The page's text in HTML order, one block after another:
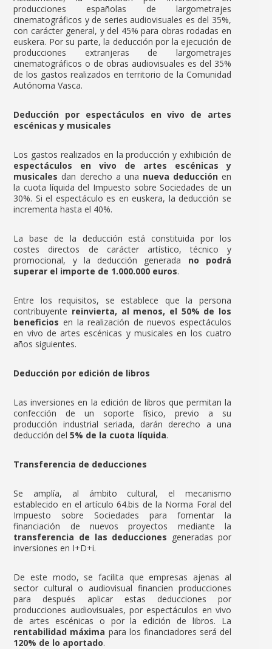
producciones españolas de largometrajes
cinematográficos y de series audiovisuales es del 35%,
con carácter general, y del 45% para obras rodadas en
euskera. Por su parte, la deducción por la ejecución de
producciones extranjeras de largometrajes
cinematográficos o de obras audiovisuales es del 35%
de los gastos realizados en territorio de la Comunidad
Autónoma Vasca.
Deducción por espectáculos en vivo de artes
escénicas y musicales
Los gastos realizados en la producción y exhibición de
espectáculos en vivo de artes escénicas y
musicales dan derecho a una nueva deducción en
la cuota líquida del Impuesto sobre Sociedades de un
30%. Si el espectáculo es en euskera, la deducción se
incrementa hasta el 40%.
La base de la deducción está constituida por los
costes directos de carácter artístico, técnico y
promocional, y la deducción generada no podrá
superar el importe de 1.000.000 euros.
Entre los requisitos, se establece que la persona
contribuyente reinvierta, al menos, el 50% de los
beneficios en la realización de nuevos espectáculos
en vivo de artes escénicas y musicales en los cuatro
años siguientes.
Deducción por edición de libros
Las inversiones en la edición de libros que permitan la
confección de un soporte físico, previo a su
producción industrial seriada, darán derecho a una
deducción del5% de la cuota líquida.
Transferencia de deducciones
Se amplía, al ámbito cultural, el mecanismo
establecido en el artículo 64.bis de la Norma Foral del
Impuesto sobre Sociedades para fomentar la
financiación de nuevos proyectos mediante la
transferencia de las deducciones generadas por
inversiones en I+D+i.
De este modo, se facilita que empresas ajenas al
sector cultural o audiovisual financien producciones
para después aplicar estas deducciones por
producciones audiovisuales, por espectáculos en vivo
de artes escénicas o por la edición de libros. La
rentabilidad máxima para los financiadores será del
120% de lo aportado.